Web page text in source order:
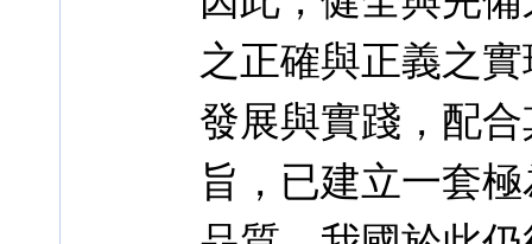
之正確與正義之
發展與實踐，配
旨，已建立一套